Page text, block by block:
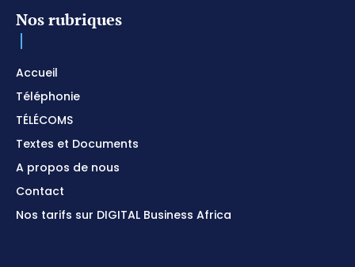
Nos rubriques
Accueil
Téléphonie
TÉLÉCOMS
Textes et Documents
A propos de nous
Contact
Nos tarifs sur DIGITAL Business Africa